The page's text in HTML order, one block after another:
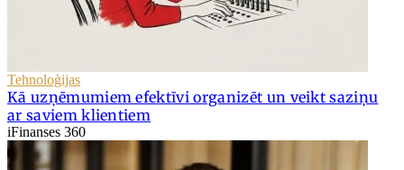
Tehnoloģijas
Kā uzņēmumiem efektīvi organizēt un veikt saziņu
ar saviem klientiem
iFinanses 360